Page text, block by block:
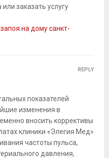
заказать услугу
на дому санкт-
показателей
изменения в
вносить коррективы
клиники «Элегия Мед»
частоты пульса,
давления,
REPLY